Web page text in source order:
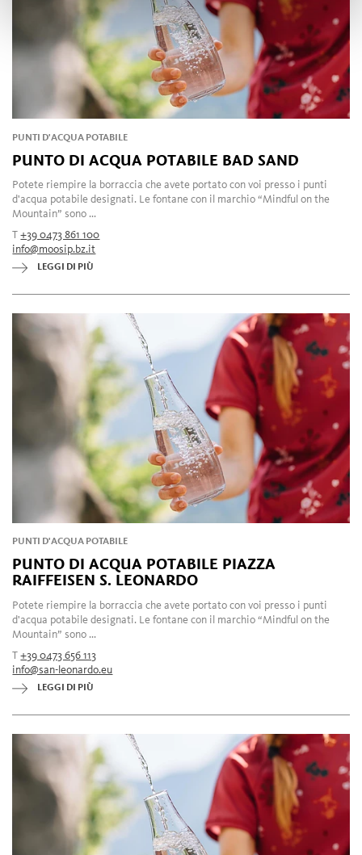
PUNTI D'ACQUA POTABILE
PUNTO DI ACQUA POTABILE BAD SAND
Potete riempire la borraccia che avete portato con voi presso i punti
d'acqua potabile designati. Le fontane con il marchio “Mindful on the
Mountain” sono ...
T+39 0473 861 100
info@moosip.bz.it
LEGGI DI PIÙ
PUNTI D'ACQUA POTABILE
PUNTO DI ACQUA POTABILE PIAZZA
RAIFFEISEN S. LEONARDO
Potete riempire la borraccia che avete portato con voi presso i punti
d'acqua potabile designati. Le fontane con il marchio “Mindful on the
Mountain” sono ...
T+39 0473 656 113
info@san-leonardo.eu
LEGGI DI PIÙ